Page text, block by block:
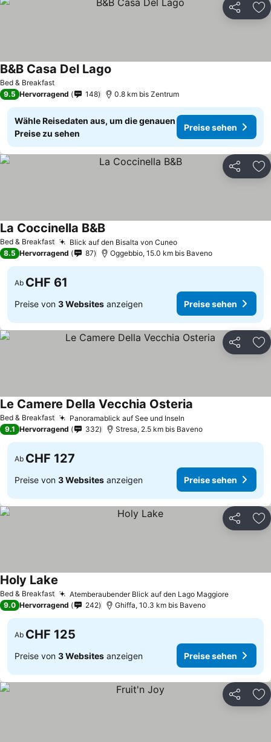
Teilen
Bed & Breakfast
B&B Casa Del Lago
9.5 Hervorragend 148 0.8 km bis Zentrum
Wähle Reisedaten aus, um die genauen
Preise zu sehen
Preise sehen
Teilen
Bed & Breakfast Blick auf den Bisalta von Cuneo
La Coccinella B&B
8.5 Hervorragend 87 Oggebbio, 15.0 km bis Baveno
Ab CHF 61
Preise von 3 Websites anzeigen Preise sehen
Teilen
Bed & Breakfast Panoramablick auf See und Inseln
Le Camere Della Vecchia Osteria
9.1 Hervorragend 332 Stresa, 2.5 km bis Baveno
Ab CHF 127
Preise von 3 Websites anzeigen Preise sehen
Teilen
Bed & Breakfast Atemberaubender Blick auf den Lago Maggiore
Holy Lake
9.0 Hervorragend 242 Ghiffa, 10.3 km bis Baveno
Ab CHF 125
Preise von 3 Websites anzeigen Preise sehen
Teilen